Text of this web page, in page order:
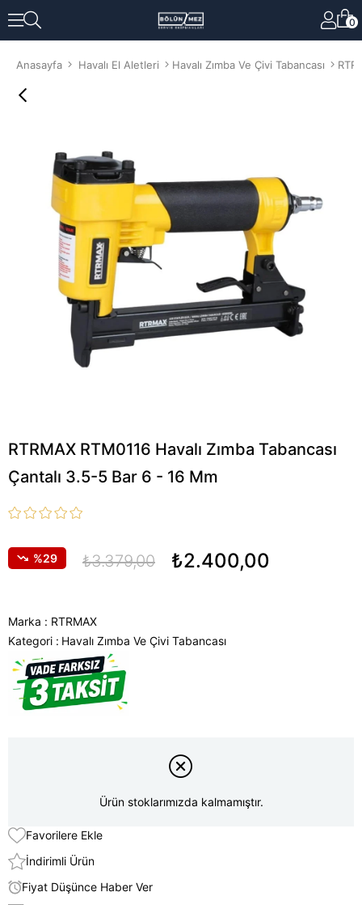
0
Anasayfa Havalı El Aletleri Havalı Zımba Ve Çivi Tabancası
RTRMAX RTM0116 Havalı Zımba Tabancası
Çantalı 3.5-5 Bar 6 - 16 Mm
29 ₺3.379,00 ₺2.400,00
Marka : RTRMAX
Kategori : Havalı Zımba Ve Çivi Tabancası
Ürün stoklarımızda kalmamıştır.
Favorilere Ekle
İndirimli Ürün
Fiyat Düşünce Haber Ver